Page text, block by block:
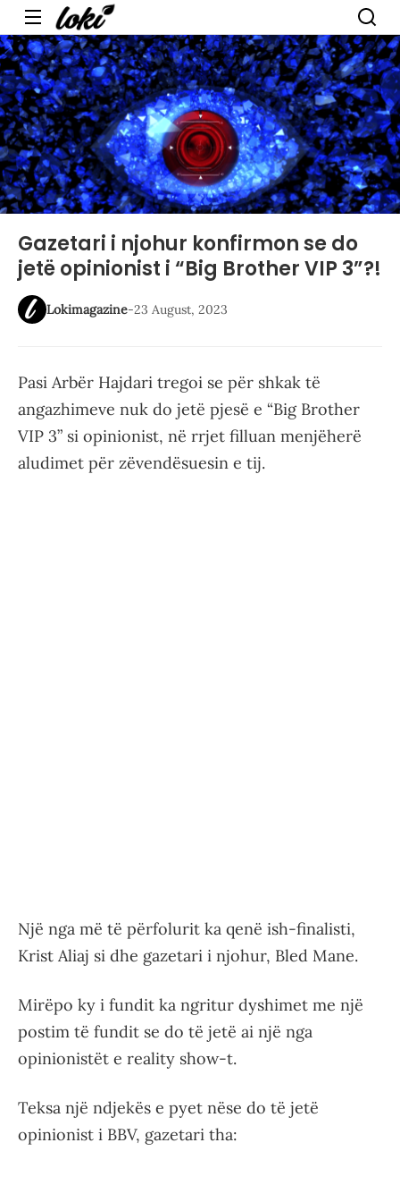
Menu
Gazetari i njohur konfirmon se do
jetë opinionist i “Big Brother VIP 3”?!
Lokimagazine-23 August, 2023
Pasi Arbër Hajdari tregoi se për shkak të
angazhimeve nuk do jetë pjesë e “Big Brother
VIP 3” si opinionist, në rrjet filluan menjëherë
aludimet për zëvendësuesin e tij.
Një nga më të përfolurit ka qenë ish-finalisti,
Krist Aliaj si dhe gazetari i njohur, Bled Mane.
Mirëpo ky i fundit ka ngritur dyshimet me një
postim të fundit se do të jetë ai një nga
opinionistët e reality show-t.
Teksa një ndjekës e pyet nëse do të jetë
opinionist i BBV, gazetari tha: